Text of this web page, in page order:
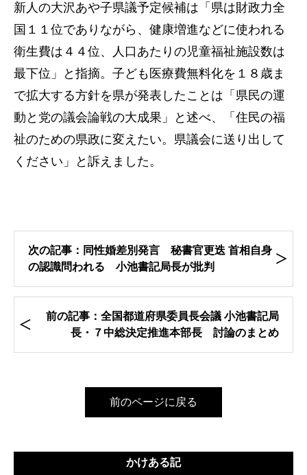
新人の大沢あや子県議予定候補は「県は財政力全
国１１位でありながら、健康増進などに使われる
衛生費は４４位、人口あたりの児童福祉施設数は
最下位」と指摘。子ども医療費無料化を１８歳ま
で拡大する方針を県が発表したことは「県民の運
動と党の議会論戦の大成果」と述べ、「住民の福
祉のための県政に変えたい。県議会に送り出して
ください」と訴えました。
次の記事：同性婚差別発言 秘書官更迭 首相自身
の認識問われる 小池書記局長が批判
前の記事：全国都道府県委員長会議 小池書記局
長・７中総決定推進本部長 討論のまとめ
前のページに戻る
かけある記